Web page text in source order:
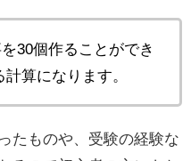
30個作ることができ
算になります。
たものや、受験の経験な